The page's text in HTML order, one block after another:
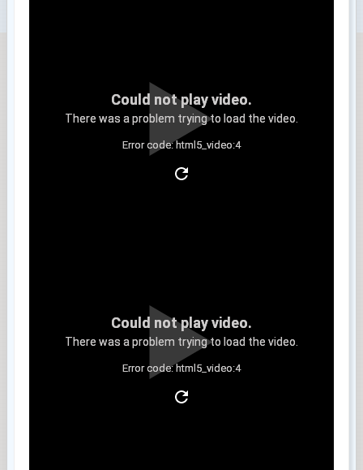
Could not play video.
There was a problem trying to load the video.
Error code: html5_video:4
Could not play video.
There was a problem trying to load the video.
Error code: html5_video:4